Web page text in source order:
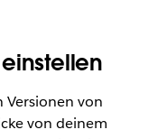
Versionen von
von deinem